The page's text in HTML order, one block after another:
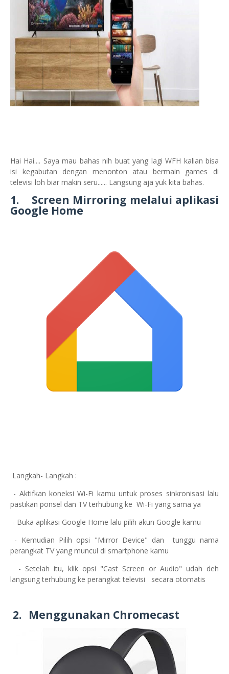
Hai Hai.... Saya mau bahas nih buat yang lagi WFH kalian bisa
isi kegabutan dengan menonton atau bermain games di
televisi loh biar makin seru...... Langsung aja yuk kita bahas.
1. Screen Mirroring melalui aplikasi
Google Home
Langkah- Langkah :
- Aktifkan koneksi Wi-Fi kamu untuk proses sinkronisasi lalu
pastikan ponsel dan TV terhubung ke Wi-Fi yang sama ya
- Buka aplikasi Google Home lalu pilih akun Google kamu
- Kemudian Pilih opsi "Mirror Device" dan tunggu nama
perangkat TV yang muncul di smartphone kamu
- Setelah itu, klik opsi "Cast Screen or Audio" udah deh
langsung terhubung ke perangkat televisi secara otomatis
2. Menggunakan Chromecast